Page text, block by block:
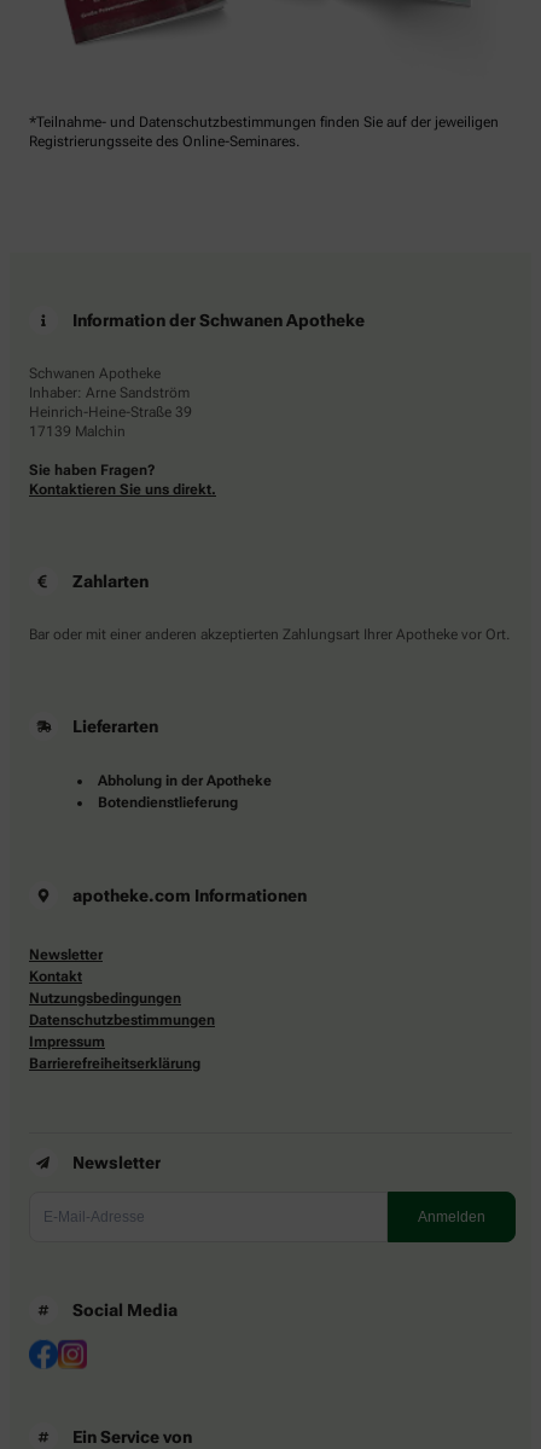
*Teilnahme- und Datenschutzbestimmungen finden Sie auf der jeweiligen
Registrierungsseite des Online-Seminares.
Information der Schwanen Apotheke
Schwanen Apotheke
Inhaber: Arne Sandström
Heinrich-Heine-Straße 39
17139 Malchin
Sie haben Fragen?
Kontaktieren Sie uns direkt.
Zahlarten
Bar oder mit einer anderen akzeptierten Zahlungsart Ihrer Apotheke vor Ort.
Lieferarten
Abholung in der Apotheke
Botendienstlieferung
apotheke.com Informationen
Newsletter
Kontakt
Nutzungsbedingungen
Datenschutzbestimmungen
Impressum
Barrierefreiheitserklärung
Newsletter
Social Media
Ein Service von